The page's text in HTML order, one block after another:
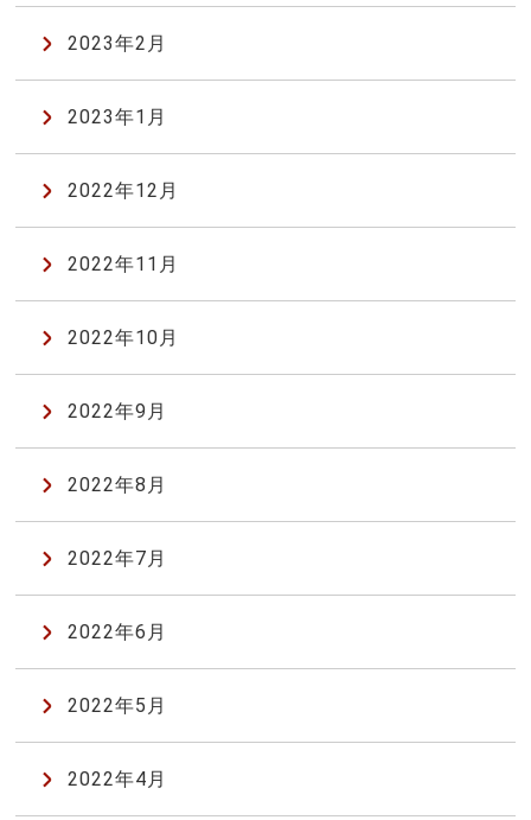
2023年2月
2023年1月
2022年12月
2022年11月
2022年10月
2022年9月
2022年8月
2022年7月
2022年6月
2022年5月
2022年4月